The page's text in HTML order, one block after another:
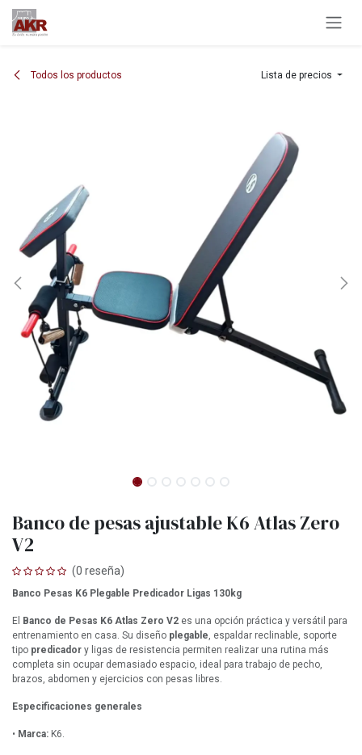
Ir al contenido
Todos los productos Lista de precios
Banco de pesas ajustable K6 Atlas Zero
V2
(0 reseña)
Banco Pesas K6 Plegable Predicador Ligas 130kg
El Banco de Pesas K6 Atlas Zero V2 es una opción práctica y versátil para
entrenamiento en casa. Su diseño plegable, espaldar reclinable, soporte
tipo predicador y ligas de resistencia permiten realizar una rutina más
completa sin ocupar demasiado espacio, ideal para trabajo de pecho,
brazos, abdomen y ejercicios con pesas libres.
Especificaciones generales
• Marca: K6.